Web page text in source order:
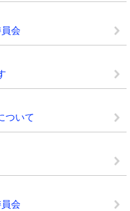
会
ついて
会